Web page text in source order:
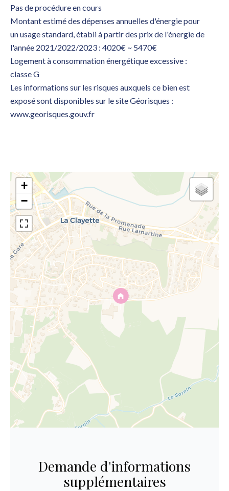
Pas de procédure en cours
Montant estimé des dépenses annuelles d'énergie pour
un usage standard, établi à partir des prix de l'énergie de
l'année 2021/2022/2023 : 4020€ ~ 5470€
Logement à consommation énergétique excessive :
classe G
Les informations sur les risques auxquels ce bien est
exposé sont disponibles sur le site Géorisques :
www.georisques.gouv.fr
+
−
Demande d'informations
supplémentaires